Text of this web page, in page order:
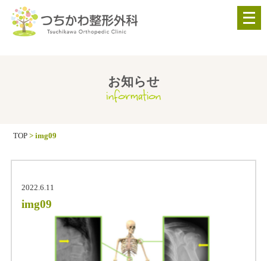
メ
ニ
お知らせ
information
TOP >img09
2022.6.11
img09